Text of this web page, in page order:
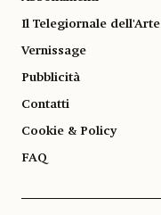
Il Telegiornale dell'Arte
Vernissage
Pubblicità
Contatti
Cookie & Policy
FAQ